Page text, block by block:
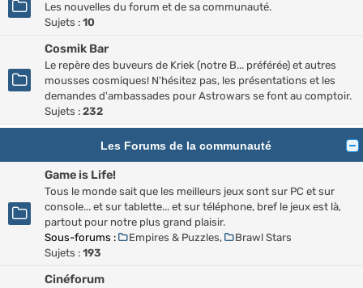
Les nouvelles du forum et de sa communauté.
Sujets : 10
Cosmik Bar
Le repère des buveurs de Kriek (notre B... préférée) et autres
mousses cosmiques! N'hésitez pas, les présentations et les
demandes d'ambassades pour Astrowars se font au comptoir.
Sujets : 232
Les Forums de la communauté
Game is Life!
Tous le monde sait que les meilleurs jeux sont sur PC et sur
console... et sur tablette... et sur téléphone, bref le jeux est là,
partout pour notre plus grand plaisir.
Sous-forums :
Empires & Puzzles,
Brawl Stars
Sujets : 193
Cinéforum